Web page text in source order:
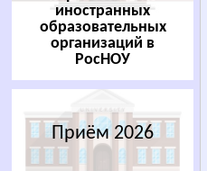
иностранных
образовательных
организаций в
РосНОУ
Приём 2026